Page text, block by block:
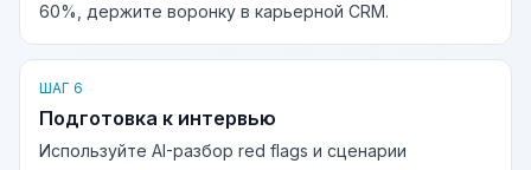
60%, держите воронку в карьерной CRM.
ШАГ 6
Подготовка к интервью
Используйте AI-разбор red flags и сценарии